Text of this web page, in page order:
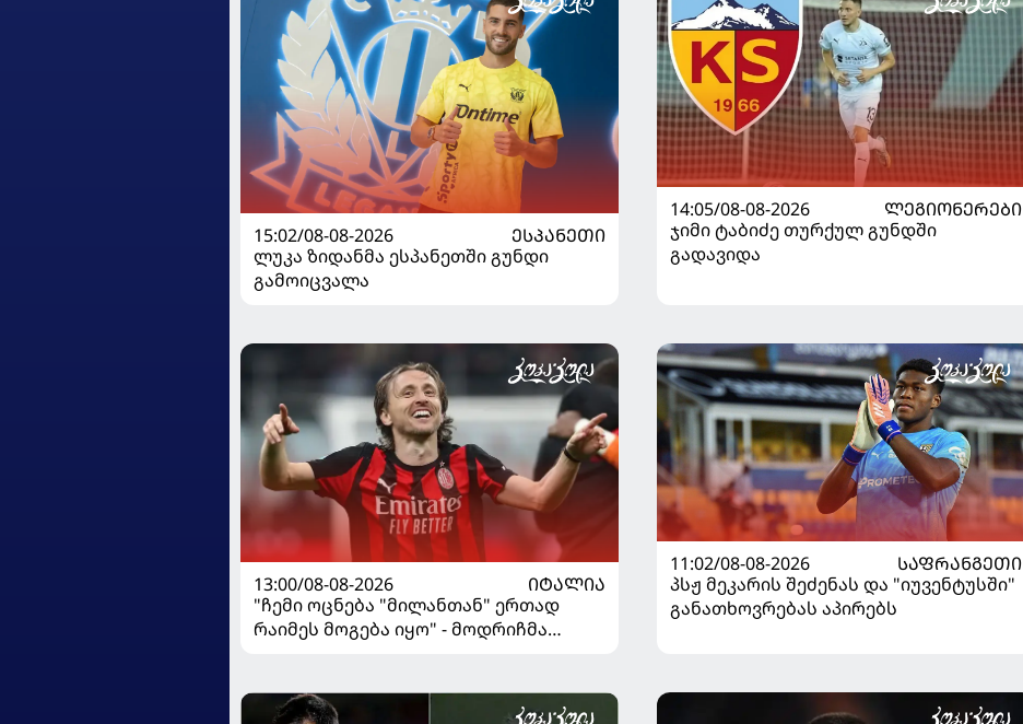
15:02/08-08-2026
ᲔᲡᲞᲐᲜᲔᲗᲘ
ლუკა ზიდანმა ესპანეთში გუნდი
გამოიცვალა
14:05/08-08-2026
ᲚᲔᲒᲘᲝᲜᲔᲠᲔᲑᲘ
ჯიმი ტაბიძე თურქულ გუნდში
გადავიდა
13:00/08-08-2026
ᲘᲢᲐᲚᲘᲐ
"ჩემი ოცნება "მილანთან" ერთად
რაიმეს მოგება იყო" - მოდრიჩმა
11:02/08-08-2026
ᲡᲐᲤᲠᲐᲜᲒᲔᲗᲘ
პსჟ მეკარის შეძენას და "იუვენტუსში"
განათხოვრებას აპირებს